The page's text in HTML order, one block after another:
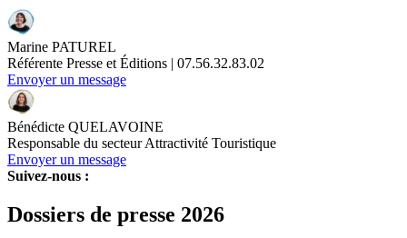
Marine PATUREL
Référente Presse et Éditions | 07.56.32.83.02
Envoyer un message
Bénédicte QUELAVOINE
Responsable du secteur Attractivité Touristique
Envoyer un message
Suivez-nous :
Dossiers de presse 2026